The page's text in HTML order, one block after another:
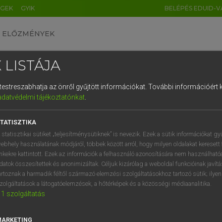
GYIK BELÉPÉS EDUID-
ELŐZMÉNYEK
szótár
VAN ELŐFIZETÉSED?
megtekintéséhez.
LISTÁJA
az önről gyűjtött információkat. További információért
tájékoztatónkat.
statisztikai sütiket „teljesítménysütiknek” is nevezik. Ezek a sütik információkat
használatának módjáról, többek között arról, hogy milyen oldalakat keresett
kattintott. Ezek az információk a felhasználó azonosítására nem
összesítettek és anonimizáltak. Céljuk kizárólag a weboldal funkcióinak
a harmadik féltől származó elemzési szolgáltatásokhoz tartozó sütik;
a látogatóelemzések, a hőtérképek és a közösségi médiaanalitika.
1 szolgáltatás
DE CN FR ES IT NL
1 2 3 4 5 6 7 8 9
q w e r t z u i
a s d f g h j k l é
í y x c v b n m , .